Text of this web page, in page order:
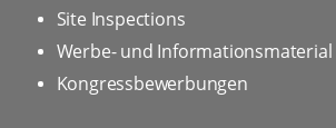
Site Inspections
Werbe- und Informationsmaterial
Kongressbewerbungen